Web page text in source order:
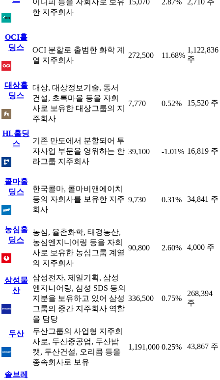
이디피 등을 자회사로 보유
한 지주회사
15,070 2.87% 2,710 주
OCI홀
딩스
OCI 분할로 출범한 화학 계
열 지주회사
272,500 11.68%
1,122,836
주
대상홀
딩스
대상, 대상정보기술, 동서
건설, 초록마을 등을 자회
사로 보유한 대상그룹의 지
주회사
7,770 0.52% 15,520 주
HL홀딩
스
기존 만도에서 분할되어 투
자사업 부문을 영위하는 한
라그룹 지주회사
39,100 -1.01% 16,819 주
콜마홀
딩스
한국콜마, 콜마비앤에이치
등의 자회사를 보유한 지주
회사
9,730 0.31% 34,841 주
농심홀
딩스
농심, 율촌화학, 태경농산,
농심엔지니어링 등을 자회
사로 보유한 농심그룹 계열
의 지주회사
90,800 2.60% 4,000 주
삼성물
산
삼성전자, 제일기획, 삼성
엔지니어링, 삼성 SDS 등의
지분을 보유하고 있어 삼성
그룹의 중간 지주회사 역할
을 담당
336,500 0.75%
268,394
주
두산
두산그룹의 사업형 지주회
사로, 두산중공업, 두산밥
캣, 두산건설, 오리콤 등을
종속회사로 보유
1,191,000 0.25% 43,867 주
솔브레